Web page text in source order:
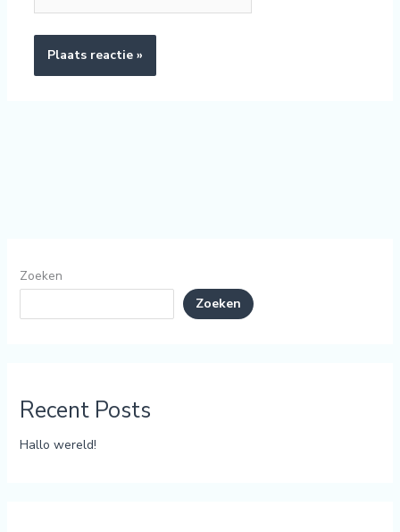
Zoeken
Zoeken
Recent Posts
Hallo wereld!